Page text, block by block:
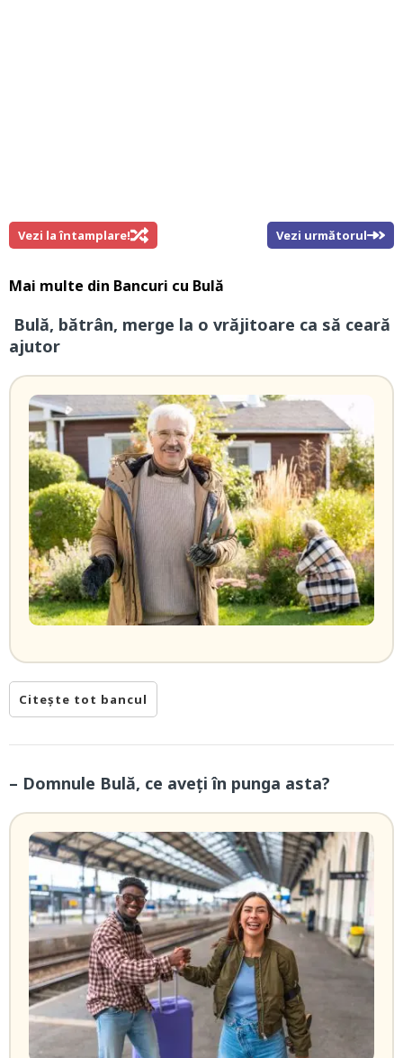
Vezi la întamplare! Vezi următorul
Mai multe din Bancuri cu Bulă
Bulă, bătrân, merge la o vrăjitoare ca să ceară
ajutor
Citește tot bancul
– Domnule Bulă, ce aveți în punga asta?